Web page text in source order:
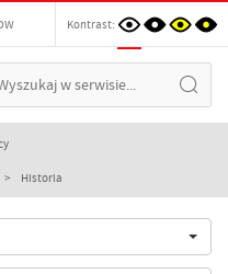
Kontrast:
Historia